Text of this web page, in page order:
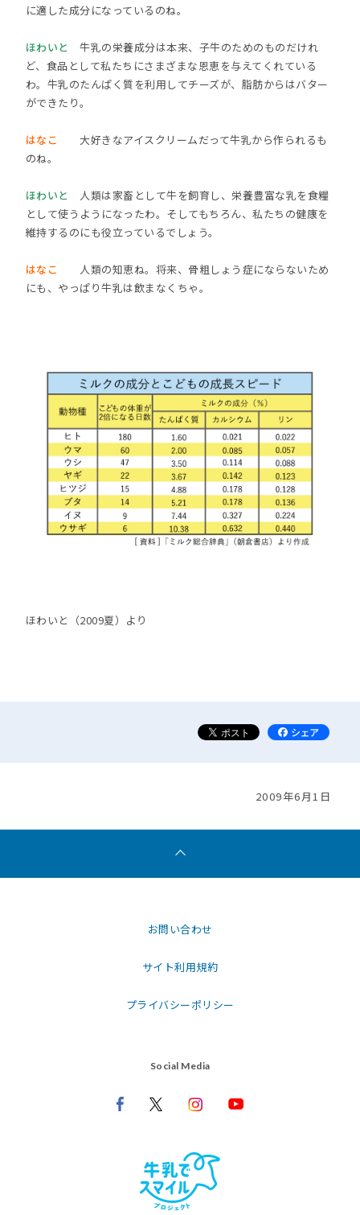
に適した成分になっているのね。
ほわいと
牛乳の栄養成分は本来、子牛のためのものだけれ
ど、食品として私たちにさまざまな恩恵を与えてくれている
わ。牛乳のたんぱく質を利用してチーズが、脂肪からはバター
ができたり。
はなこ
大好きなアイスクリームだって牛乳から作られるも
のね。
ほわいと
人類は家畜として牛を飼育し、栄養豊富な乳を食糧
として使うようになったわ。そしてもちろん、私たちの健康を
維持するのにも役立っているでしょう。
はなこ
人類の知恵ね。将来、骨粗しょう症にならないため
にも、やっぱり牛乳は飲まなくちゃ。
ほわいと（2009夏）より
2009年6月1日
お問い合わせ
サイト利用規約
プライバシーポリシー
Social Media